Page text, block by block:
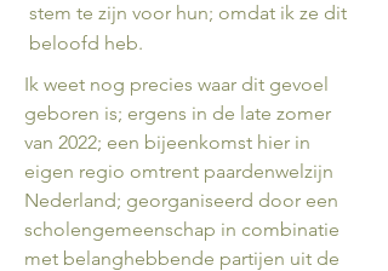
stem te zijn voor hun; omdat ik ze dit
beloofd heb.
Ik weet nog precies waar dit gevoel
geboren is; ergens in de late zomer
van 2022; een bijeenkomst hier in
eigen regio omtrent paardenwelzijn
Nederland; georganiseerd door een
scholengemeenschap in combinatie
met belanghebbende partijen uit de